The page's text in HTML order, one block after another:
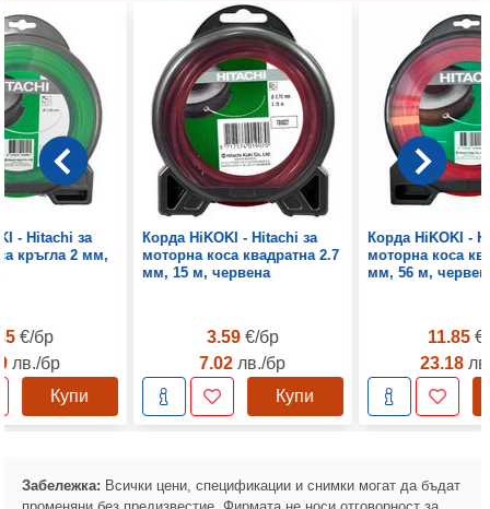
- Hitachi за
кръгла 2 мм,
€/бр
лв./бр
Купи
Корда HiKOKI - Hitachi за
моторна коса квадратна 2.7
мм, 15 м, червена
3.59 €/бр
7.02 лв./бр
Купи
Корда HiKOKI -
моторна коса
мм, 56 м,
11.85
23.18
Забележка: Всички цени, спецификации и снимки могат да бъдат